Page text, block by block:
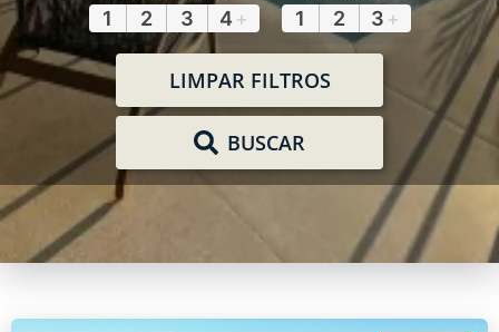
1 2 3 4 + 1 2 3 +
LIMPAR FILTROS
BUSCAR